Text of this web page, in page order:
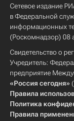
Сетевое издание
в Федеральной
информационных
(Роскомнадзор) 08
Свидетельство о
Учредитель:
предприятие
«Россия сегодня»
Правила
Политика
Правила